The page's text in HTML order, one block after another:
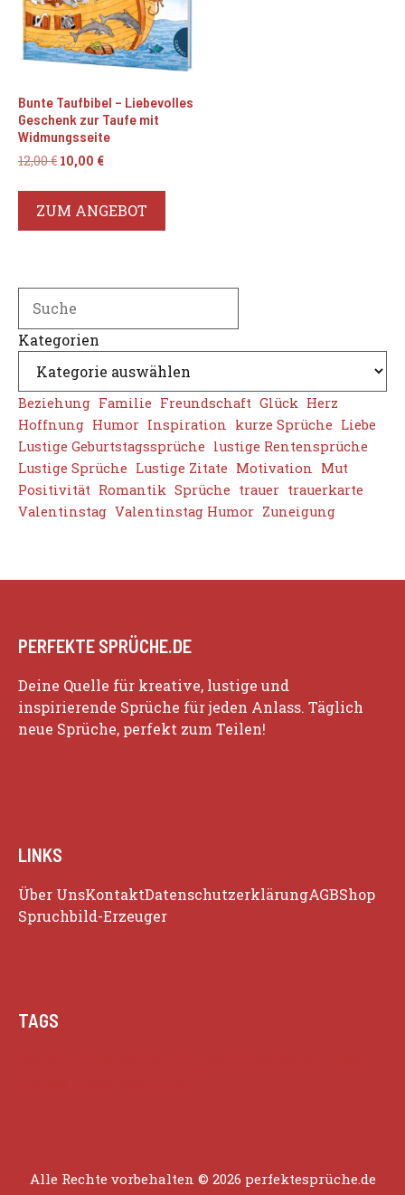
Bunte Taufbibel – Liebevolles
Geschenk zur Taufe mit
Widmungsseite
12,00€ Ursprünglicher
war:
12,00 €
10,00 €Aktueller
ist:
10,00 €.
ZUM ANGEBOT
Search
Kategorien
Beziehung Familie Freundschaft Glück Herz
Hoffnung Humor Inspiration kurze Sprüche Liebe
Lustige Geburtstagssprüche lustige Rentensprüche
Lustige Sprüche Lustige Zitate Motivation Mut
Positivität Romantik Sprüche trauer trauerkarte
Valentinstag Valentinstag Humor Zuneigung
PERFEKTE SPRÜCHE.DE
Deine Quelle für kreative, lustige und
inspirierende Sprüche für jeden Anlass. Täglich
neue Sprüche, perfekt zum Teilen!
LINKS
Über UnsKontaktDatenschutzerklärungAGBShop
Spruchbild-Erzeuger
TAGS
Alle Rechte vorbehalten © 2026 perfektesprüche.de